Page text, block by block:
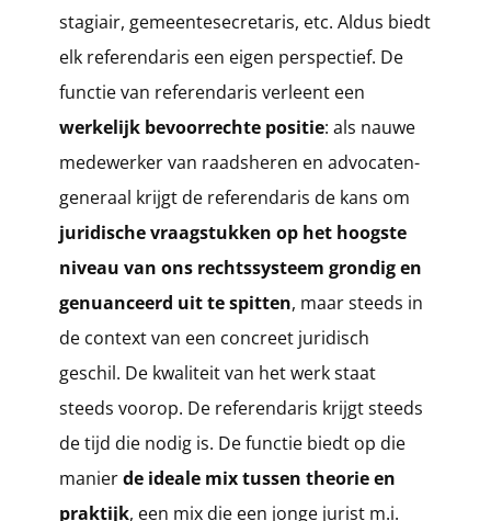
stagiair, gemeentesecretaris, etc. Aldus biedt
elk referendaris een eigen perspectief. De
functie van referendaris verleent een
werkelijk bevoorrechte positie: als nauwe
medewerker van raadsheren en advocaten-
generaal krijgt de referendaris de kans om
juridische vraagstukken op het hoogste
niveau van ons rechtssysteem grondig en
genuanceerd uit te spitten, maar steeds in
de context van een concreet juridisch
geschil. De kwaliteit van het werk staat
steeds voorop. De referendaris krijgt steeds
de tijd die nodig is. De functie biedt op die
manierde ideale mix tussen theorie en
praktijk, een mix die een jonge jurist m.i.